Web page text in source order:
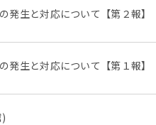
発生と対応について【第２報】
発生と対応について【第１報】